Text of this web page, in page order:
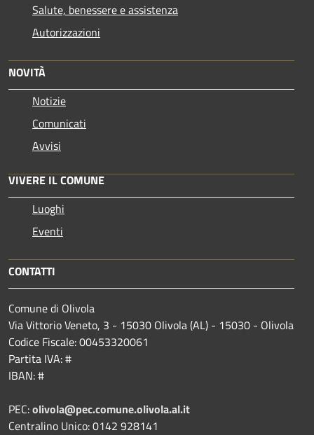
Salute, benessere e assistenza
Autorizzazioni
NOVITÀ
Notizie
Comunicati
Avvisi
VIVERE IL COMUNE
Luoghi
Eventi
CONTATTI
Comune di Olivola
Via Vittorio Veneto, 3 - 15030 Olivola (AL) - 15030 - Olivola
Codice Fiscale: 00453320061
Partita IVA: #
IBAN: #
PEC:olivola@pec.comune.olivola.al.it
Centralino Unico: 0142 928141